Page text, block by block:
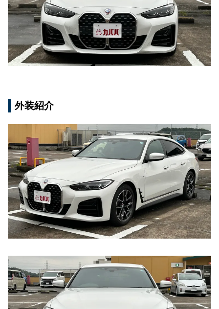
外装紹介